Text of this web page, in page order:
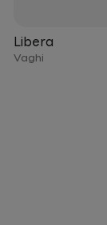
Libera
Vaghi